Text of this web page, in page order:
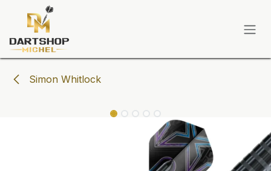
Zum Inhalt springen
Simon Whitlock